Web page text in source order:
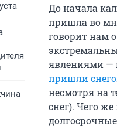
До начала
пришла во
говорит нам
явлениями —
пришли
несмотря на
снег). Чего